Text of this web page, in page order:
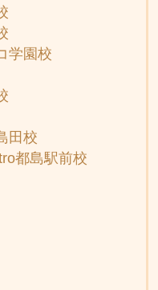
園校
田校
都島駅前校